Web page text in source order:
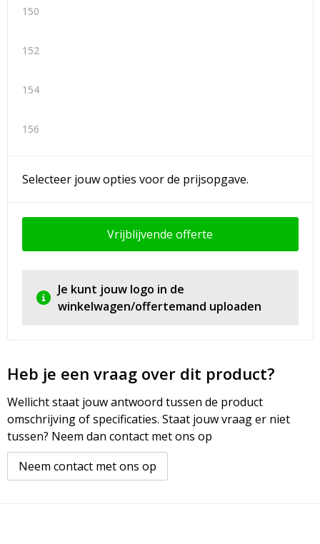
150
152
154
156
Selecteer jouw opties voor de prijsopgave.
Vrijblijvende offerte
Je kunt jouw logo in de
winkelwagen/offertemand uploaden
Heb je een vraag over dit product?
Wellicht staat jouw antwoord tussen de product
omschrijving of specificaties. Staat jouw vraag er niet
tussen? Neem dan contact met ons op
Neem contact met ons op